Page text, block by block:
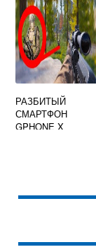
РАЗБИТЫЙ
СМАРТФОН
GPHONE X